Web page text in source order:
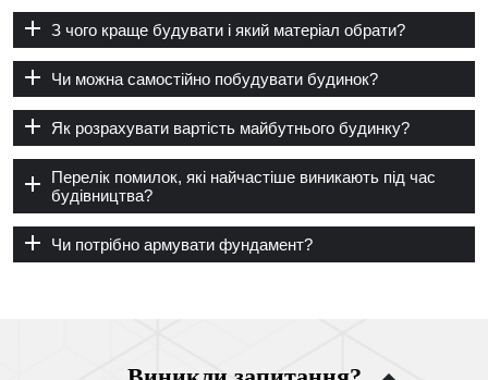
З чого краще будувати і який матеріал обрати?
Чи можна самостійно побудувати будинок?
Як розрахувати вартість майбутнього будинку?
Перелік помилок, які найчастіше виникають під час
будівництва?
Чи потрібно армувати фундамент?